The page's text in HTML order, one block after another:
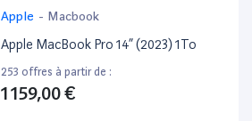
Apple - Macbook
Apple MacBook Pro 14” (2023) 1To
253 offres à partir de :
1 159,00 €